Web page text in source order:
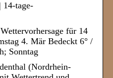
14-tage-
für 14
4. Mär Bedeckt 6° /
Sonntag
(Nordrhein-